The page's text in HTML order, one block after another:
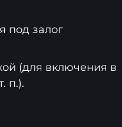
под залог
(для включения в
п.).